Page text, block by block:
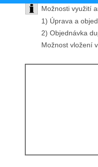
Možnosti využití
2) Objednávka
1) Úprava a
Možnost vložení